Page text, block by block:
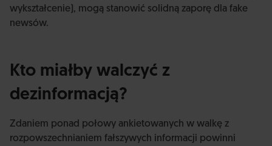
wykształcenie), mogą stanowić solidną zaporę dla fake
newsów.
Kto miałby walczyć z
dezinformacją?
Zdaniem ponad połowy ankietowanych w walkę z
rozpowszechnianiem fałszywych informacji powinni